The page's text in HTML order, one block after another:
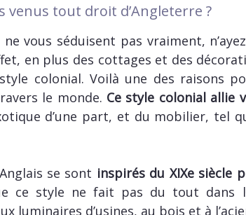
venus tout droit d’Angleterre ?
vous séduisent pas vraiment,
en plus des cottages et des
colonial. Voilà une des raisons
le monde. Ce style colonial allie
d’une part, et du mobilier, tel
se sont inspirés du XIXe siècle
ce style ne fait pas du tout dans
luminaires d’usines, au bois et à